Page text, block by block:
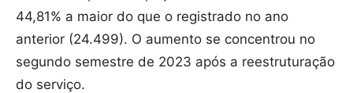
44,81% a maior do que o registrado no ano
anterior (24.499). O aumento se concentrou no
segundo semestre de 2023 após a reestruturação
do serviço.